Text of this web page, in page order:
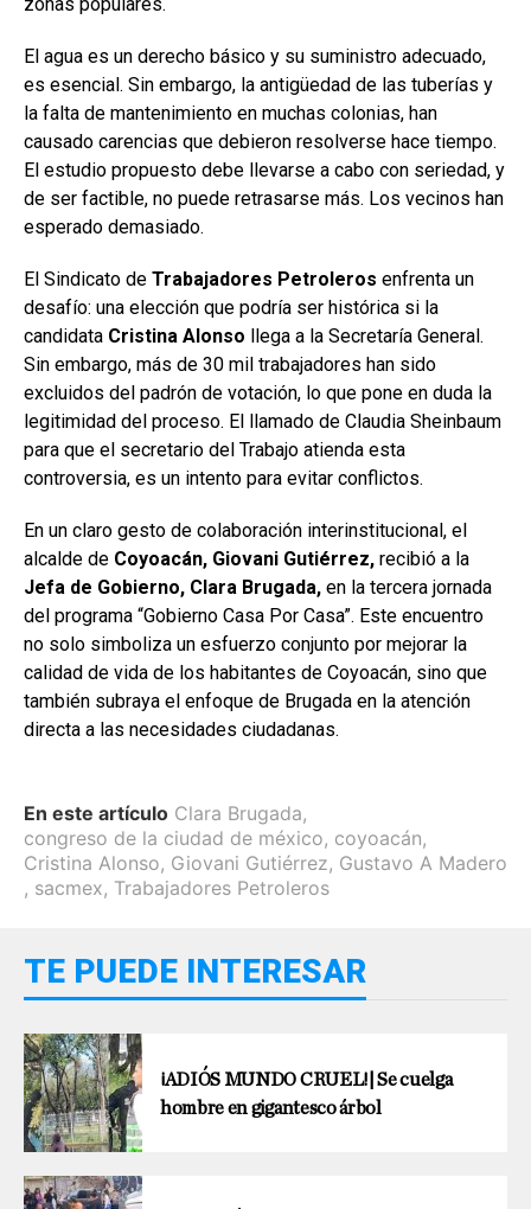
El agua es un derecho básico y su suministro adecuado,
es esencial. Sin embargo, la antigüedad de las tuberías y
la falta de mantenimiento en muchas colonias, han
causado carencias que debieron resolverse hace tiempo.
El estudio propuesto debe llevarse a cabo con seriedad, y
de ser factible, no puede retrasarse más. Los vecinos han
esperado demasiado.
El Sindicato de Trabajadores Petroleros enfrenta un
desafío: una elección que podría ser histórica si la
candidata Cristina Alonso llega a la Secretaría General.
Sin embargo, más de 30 mil trabajadores han sido
excluidos del padrón de votación, lo que pone en duda la
legitimidad del proceso. El llamado de Claudia Sheinbaum
para que el secretario del Trabajo atienda esta
controversia, es un intento para evitar conflictos.
En un claro gesto de colaboración interinstitucional, el
alcalde de Coyoacán, Giovani Gutiérrez, recibió a la
Jefa de Gobierno, Clara Brugada, en la tercera jornada
del programa “Gobierno Casa Por Casa”. Este encuentro
no solo simboliza un esfuerzo conjunto por mejorar la
calidad de vida de los habitantes de Coyoacán, sino que
también subraya el enfoque de Brugada en la atención
directa a las necesidades ciudadanas.
En este artículo Clara Brugada,
congreso de la ciudad de méxico, coyoacán,
Cristina Alonso, Giovani Gutiérrez, Gustavo A Madero
, sacmex, Trabajadores Petroleros
TE PUEDE INTERESAR
¡ADIÓS MUNDO CRUEL!| Se cuelga
hombre en gigantesco árbol